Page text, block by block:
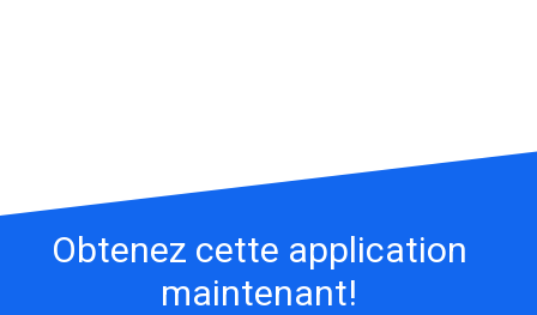
Obtenez cette application
maintenant!